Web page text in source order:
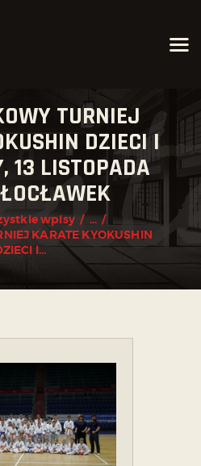
TURNIEJ
DZIECI I
13 LISTOPADA
wpisy
...
KARATE KYOKUSHIN
I...